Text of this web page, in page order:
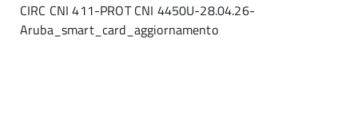
CIRC CNI 411-PROT CNI 4450U-28.04.26-
Aruba_smart_card_aggiornamento